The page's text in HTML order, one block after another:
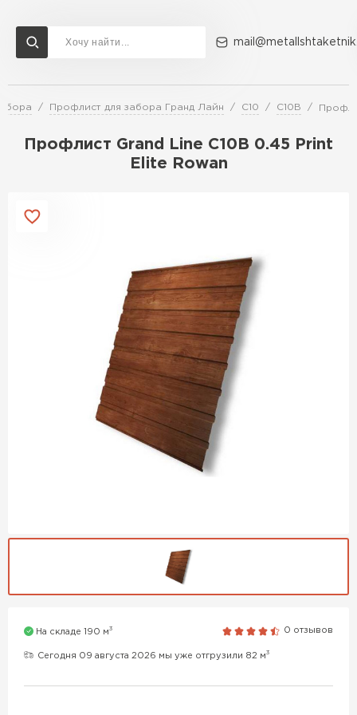
Профлист для забора Гранд Лайн С10 С10В
Профлист Grand Line C10В 0.45 Print
Elite Rowan
На складе 190 м3 0 отзывов
Сегодня 09 августа 2026 мы уже отгрузили 82 м3
Доставка и оплата Акции О компании Контакты
Перейти в каталог